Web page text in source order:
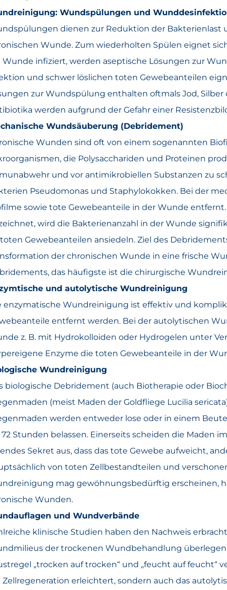
Wundspülungen und
dienen zur Reduktion der Bakterienlast
Wunde. Zum wiederholten Spülen eignet
Wunde infiziert, werden aseptische Lösungen zur
und schwer löslichen toten Gewebeanteilen
zur Wundspülung enthalten oftmals Jod,
werden aufgrund der Gefahr einer
Wundsäuberung (Debridement)
Wunden sind oft von einem sogenannten
die Polysacchariden und Proteinen
und vor antimikrobiellen Substanzen zu
Pseudomonas und Staphylokokken. Bei der
sowie tote Gewebeanteile in der Wunde
wird die Bakterienanzahl in der Wunde
Gewebeanteilen ansiedeln. Ziel des
der chronischen Wunde in eine frische
das häufigste ist die chirurgische
und autolytische Wundreinigung
enzymatische Wundreinigung ist effektiv und
entfernt werden. Bei der autolytischen
z. B. mit Hydrokolloiden oder Hydrogelen unter
Enzyme die toten Gewebeanteile in der
Wundreinigung
biologische Debridement (auch Biotherapie oder
(meist Maden der Goldfliege Lucilia
werden entweder lose oder in einem
72 Stunden belassen. Einerseits scheiden die Maden
Sekret aus, dass das tote Gewebe aufweicht,
von toten Zellbestandteilen und
mag gewöhnungsbedürftig erscheinen,
Wunden.
und Wundverbände
klinische Studien haben den Nachweis
der trockenen Wundbehandlung
„trocken auf trocken“ und „feucht auf feucht“
Zellregeneration erleichtert, sondern auch das